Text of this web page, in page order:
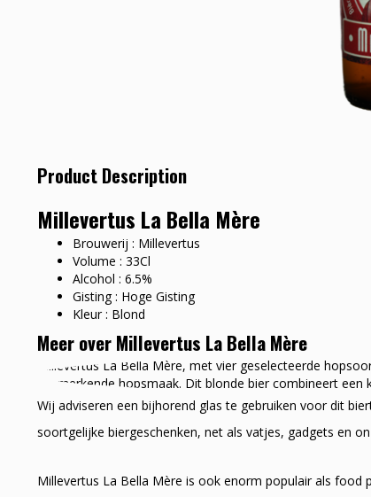
Product Description
Millevertus La Bella Mère
Brouwerij : Millevertus
Volume : 33Cl
Alcohol : 6.5%
Gisting : Hoge Gisting
Kleur : Blond
Meer over Millevertus La Bella Mère
Millevertus La Bella Mère, met vier geselecteerde
kenmerkende hopsmaak. Dit blonde bier combineert
Wij adviseren een bijhorend glas te gebruiken voor dit
soortgelijke biergeschenken, net als vatjes, gadgets en
Millevertus La Bella Mère is ook enorm populair als food